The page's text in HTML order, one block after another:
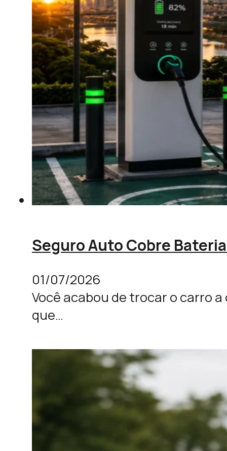
Seguro Auto Cobre
01/07/2026
Você acabou de trocar o carro
que…